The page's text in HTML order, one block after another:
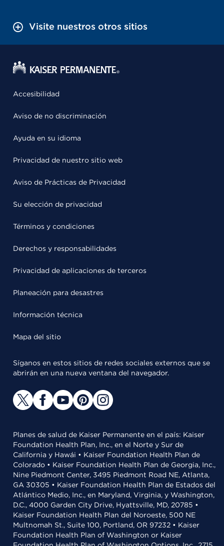
Visite nuestros otros sitios
Accesibilidad
Aviso de no discriminación
Ayuda en su idioma
Privacidad de nuestro sitio web
Aviso de Prácticas de Privacidad
Su elección de privacidad
Términos y condiciones
Derechos y responsabilidades
Privacidad de aplicaciones de terceros
Planeación para desastres
Información técnica
Mapa del sitio
Síganos en estos sitios de redes sociales externos que se
abrirán en una nueva ventana del navegador.
Planes de salud de Kaiser Permanente en el país: Kaiser
Foundation Health Plan, Inc., en el Norte y Sur de
California y Hawái • Kaiser Foundation Health Plan de
Colorado • Kaiser Foundation Health Plan de Georgia, Inc.,
Nine Piedmont Center, 3495 Piedmont Road NE, Atlanta,
GA 30305 • Kaiser Foundation Health Plan de Estados del
Atlántico Medio, Inc., en Maryland, Virginia, y Washington,
D.C., 4000 Garden City Drive, Hyattsville, MD, 20785 •
Kaiser Foundation Health Plan del Noroeste, 500 NE
Multnomah St., Suite 100, Portland, OR 97232 • Kaiser
Foundation Health Plan of Washington or Kaiser